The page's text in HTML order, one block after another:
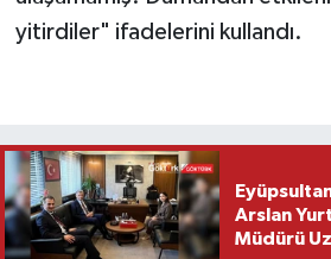
yitirdiler" ifadelerini kullandı.
Arslan
Müdürü